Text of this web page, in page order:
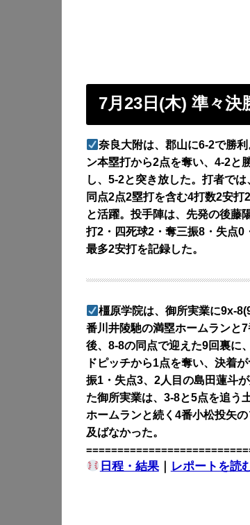
7月23日(木) 準々決
奈良大附は、郡山に6-2で勝
ン本塁打から2点を奪い、4-2と
し、5-2と突き放した。打者で
同点2点2塁打を含む4打数2安
と活躍。投手陣は、先発の後藤
打2・四死球2・奪三振8・失点0
最多2安打を記録した。
橿原学院は、御所実業に9x-
番川井陵馳の満塁ホームランと
後、8-8の同点で迎えた9回裏に
ドピッチから1点を奪い、決着
振1・失点3、2人目の島田蓮斗
た御所実業は、3-8と5点を追う
ホームランと続く4番小松投矢
及ばなかった。
日程・結果｜ レポートを読